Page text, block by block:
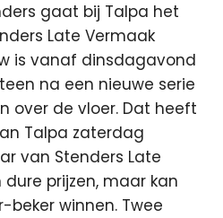
gaat bij Talpa het
Late Vermaak
is vanaf dinsdagavond
na een nieuwe serie
over de vloer. Dat heeft
Talpa zaterdag
van Stenders Late
prijzen, maar kan
beker winnen. Twee